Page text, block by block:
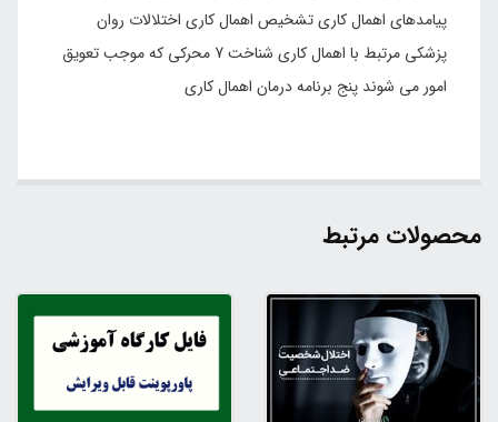
پیامدهای اهمال کاری تشخیص اهمال کاری اختلالات روان
پزشکی مرتبط با اهمال کاری شناخت 7 محرکی که موجب تعویق
امور می شوند پنج برنامه درمان اهمال کاری
محصولات مرتبط